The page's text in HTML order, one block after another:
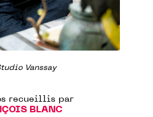
Vanssay
recueillis par
BLANC